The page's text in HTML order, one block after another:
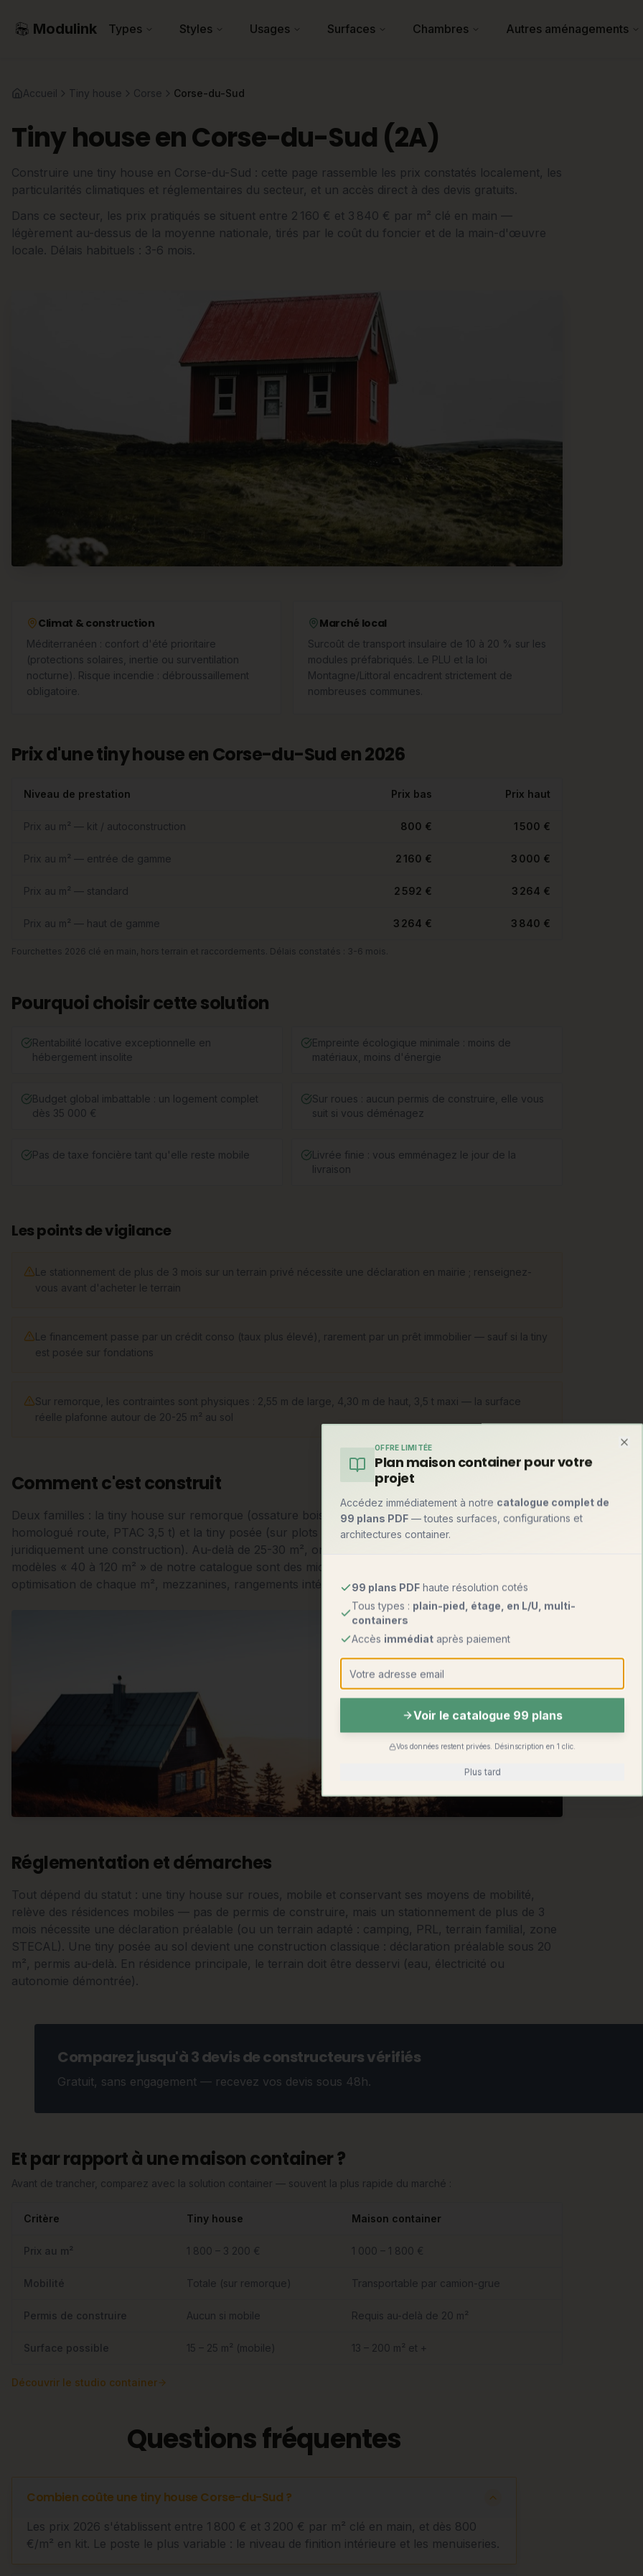
Modulink Types Styles Usages Surfaces Chambres Autres aménagements
Accueil Tiny house Corse Corse-du-Sud
Tiny house en Corse-du-Sud (2A)
Construire une tiny house en Corse-du-Sud : cette page rassemble les prix constatés localement, les
particularités climatiques et réglementaires du secteur, et un accès direct à des devis gratuits.
Dans ce secteur, les prix pratiqués se situent entre 2 160 € et 3 840 € par m² clé en main —
légèrement au-dessus de la moyenne nationale, tirés par le coût du foncier et de la main-d'œuvre
locale. Délais habituels : 3-6 mois.
Climat & construction
Méditerranéen : confort d'été prioritaire
(protections solaires, inertie ou surventilation
nocturne). Risque incendie : débroussaillement
obligatoire.
Marché local
Surcoût de transport insulaire de 10 à 20 % sur les
modules préfabriqués. Le PLU et la loi
Montagne/Littoral encadrent strictement de
nombreuses communes.
Prix d'une tiny house en Corse-du-Sud en 2026
Niveau de prestation Prix bas Prix haut
Prix au m² — kit / autoconstruction 800 € 1 500 €
Prix au m² — entrée de gamme 2 160 € 3 000 €
Prix au m² — standard 2 592 € 3 264 €
Prix au m² — haut de gamme 3 264 € 3 840 €
Fourchettes 2026 clé en main, hors terrain et raccordements. Délais constatés : 3-6 mois.
Pourquoi choisir cette solution
Rentabilité locative exceptionnelle en
hébergement insolite
Empreinte écologique minimale : moins de
matériaux, moins d'énergie
Budget global imbattable : un logement complet
dès 35 000 €
Sur roues : aucun permis de construire, elle vous
suit si vous déménagez
Pas de taxe foncière tant qu'elle reste mobile
Livrée finie : vous emménagez le jour de la
livraison
Les points de vigilance
Le stationnement de plus de 3 mois sur un terrain privé nécessite une déclaration en mairie ; renseignez-
vous avant d'acheter le terrain
Le financement passe par un crédit conso (taux plus élevé), rarement par un prêt immobilier — sauf si la tiny
est posée sur fondations
Sur remorque, les contraintes sont physiques : 2,55 m de large, 4,30 m de haut, 3,5 t maxi — la surface
réelle plafonne autour de 20-25 m² au sol
Comment c'est construit
Deux familles : la tiny house sur remorque (ossature bois légère sur châssis double essieu
homologué route, PTAC 3,5 t) et la tiny posée (sur plots ou fondations légères, qui devient
juridiquement une construction). Au-delà de 25-30 m², on bascule vers la petite maison bois : les
modèles « 40 à 120 m² » de notre catalogue sont des micro-maisons fixes inspirées de l'esprit tiny —
optimisation de chaque m², mezzanines, rangements intégrés.
Réglementation et démarches
Tout dépend du statut : une tiny house sur roues, mobile et conservant ses moyens de mobilité,
relève des résidences mobiles — pas de permis de construire, mais un stationnement de plus de 3
mois nécessite une déclaration préalable (ou un terrain adapté : camping, PRL, terrain familial, zone
STECAL). Une tiny posée au sol devient une construction classique : déclaration préalable sous 20
m², permis au-delà. En résidence principale, le terrain doit être desservi (eau, électricité ou
autonomie démontrée).
Comparez jusqu'à 3 devis de constructeurs vérifiés
Gratuit, sans engagement — recevez vos devis sous 48h.
Et par rapport à une maison container ?
Avant de trancher, comparez avec la solution container — souvent la plus rapide du marché :
Critère Tiny house Maison container
Prix au m² 1 800 – 3 200 € 1 000 – 1 800 €
Mobilité Totale (sur remorque) Transportable par camion-grue
Permis de construire Aucun si mobile Requis au-delà de 20 m²
Surface possible 15 – 25 m² (mobile) 13 – 200 m² et +
Découvrir le studio container
Questions fréquentes
Combien coûte une tiny house Corse-du-Sud ?
Les prix 2026 s'établissent entre 1 800 € et 3 200 € par m² clé en main, et dès 800
€/m² en kit. Le poste le plus variable : le niveau de finition intérieure et les menuiseries.
OFFRE LIMITÉE
Plan maison container pour votre
projet
Accédez immédiatement à notre catalogue complet de
99 plans PDF — toutes surfaces, configurations et
architectures container.
99 plans PDF haute résolution cotés
Tous types : plain-pied, étage, en L/U, multi-
containers
Accès immédiat après paiement
Voir le catalogue 99 plans
Vos données restent privées. Désinscription en 1 clic.
Plus tard